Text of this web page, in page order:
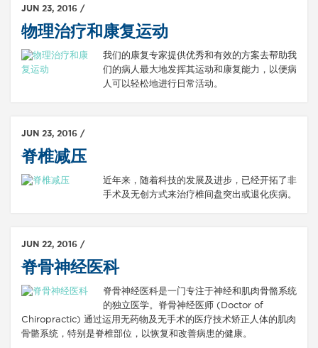
JUN 23, 2016 /
物理治疗和康复运动
我们的康复专家提供优秀和有效的方案去帮助我
们的病人最大地发挥其运动和康复能力，以便病
人可以轻松地进行日常活动。
JUN 23, 2016 /
脊椎减压
近年来，随着科技的发展及进步，已经开拓了非
手术及无创方式来治疗椎间盘突出或退化疾病。
JUN 22, 2016 /
脊骨神经医科
脊骨神经医科是一门专注于神经和肌肉骨骼系统
的独立医学。脊骨神经医师 (Doctor of
Chiropractic) 通过运用无药物及无手术的医疗技术矫正人体的肌肉
骨骼系统，特别是脊椎部位，以恢复和改善病患的健康。